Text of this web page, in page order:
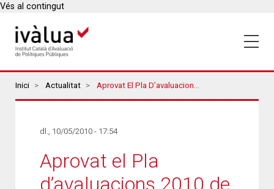
Vés al contingut
Breadcrumbs
Inici Actualitat Aprovat El Pla D’avaluacions 2010 De L’Agència Espanyola D’Avaluació
dl., 10/05/2010 - 17:54
Aprovat el Pla
d’avaluacions 2010 de